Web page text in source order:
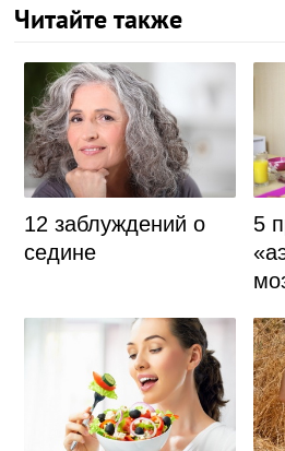
Читайте также
12 заблуждений о
седине
5